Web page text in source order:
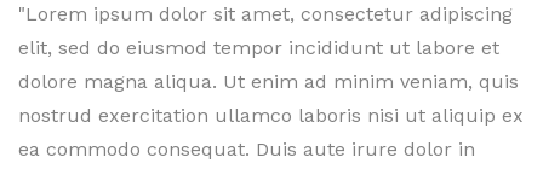
"Lorem ipsum dolor sit amet, consectetur adipiscing
elit, sed do eiusmod tempor incididunt ut labore et
dolore magna aliqua. Ut enim ad minim veniam, quis
nostrud exercitation ullamco laboris nisi ut aliquip ex
ea commodo consequat. Duis aute irure dolor in